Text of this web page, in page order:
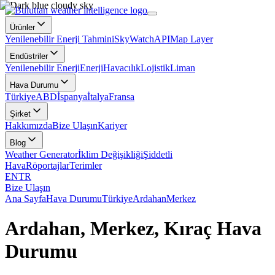
Ürünler
Yenilenebilir Enerji TahminiSkyWatchAPIMap Layer
Endüstriler
Yenilenebilir EnerjiEnerjiHavacılıkLojistikLiman
Hava Durumu
TürkiyeABDİspanyaİtalyaFransa
Şirket
HakkımızdaBize UlaşınKariyer
Blog
Weather Generatorİklim DeğişikliğiŞiddetli
HavaRöportajlarTerimler
ENTR
Bize Ulaşın
Ana SayfaHava DurumuTürkiyeArdahanMerkez
Ardahan, Merkez, Kıraç Hava
Durumu